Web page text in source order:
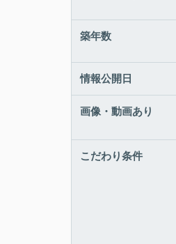
築年数
情報公開日
画像・動画あり
こだわり条件